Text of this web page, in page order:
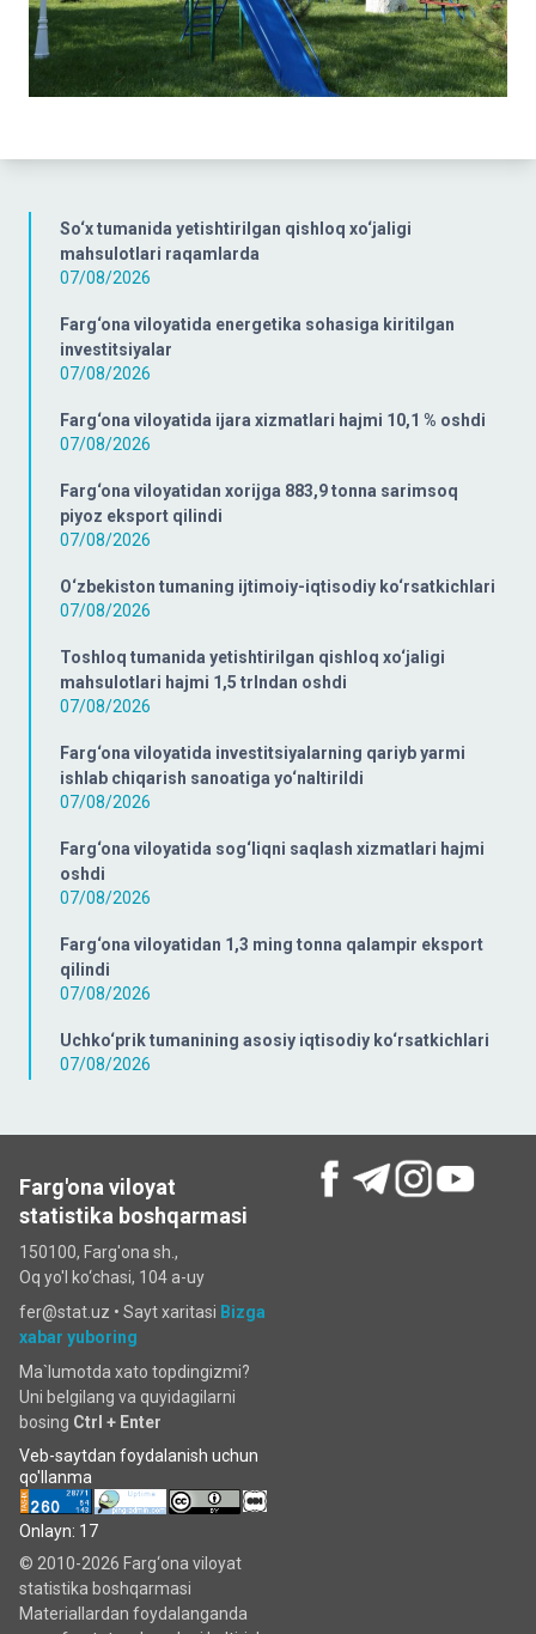
So‘x tumanida yetishtirilgan qishloq xo‘jaligi
mahsulotlari raqamlarda
07/08/2026
Farg‘ona viloyatida energetika sohasiga kiritilgan
investitsiyalar
07/08/2026
Farg‘ona viloyatida ijara xizmatlari hajmi 10,1 % oshdi
07/08/2026
Farg‘ona viloyatidan xorijga 883,9 tonna sarimsoq
piyoz eksport qilindi
07/08/2026
O‘zbekiston tumaning ijtimoiy-iqtisodiy ko‘rsatkichlari
07/08/2026
Toshloq tumanida yetishtirilgan qishloq xo‘jaligi
mahsulotlari hajmi 1,5 trlndan oshdi
07/08/2026
Farg‘ona viloyatida investitsiyalarning qariyb yarmi
ishlab chiqarish sanoatiga yo‘naltirildi
07/08/2026
Farg‘ona viloyatida sog‘liqni saqlash xizmatlari hajmi
oshdi
07/08/2026
Farg‘ona viloyatidan 1,3 ming tonna qalampir eksport
qilindi
07/08/2026
Uchko‘prik tumanining asosiy iqtisodiy ko‘rsatkichlari
07/08/2026
Farg'ona viloyat
statistika boshqarmasi
150100, Farg'ona sh.,
Oq yo'l ko‘chаsi, 104 a-uy
fer@stat.uz • Sayt xaritasi Bizga
xabar yuboring
Ma`lumotda xato topdingizmi?
Uni belgilang va quyidagilarni
bosing Ctrl + Enter
Veb-saytdan foydalanish uchun
qo'llanma
Onlayn: 17
© 2010-2026 Farg‘ona viloyat
statistika boshqarmasi
Materiallardan foydalanganda